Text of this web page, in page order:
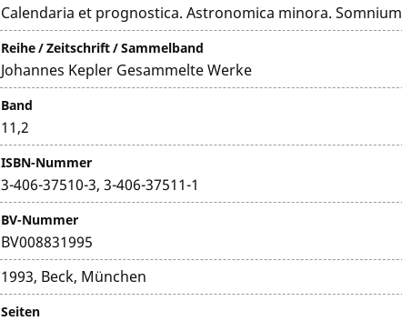
Calendaria et prognostica. Astronomica minora. Somnium
Reihe / Zeitschrift / Sammelband
Johannes Kepler Gesammelte Werke
Band
11,2
ISBN-Nummer
3-406-37510-3, 3-406-37511-1
BV-Nummer
BV008831995
1993, Beck, München
Seiten